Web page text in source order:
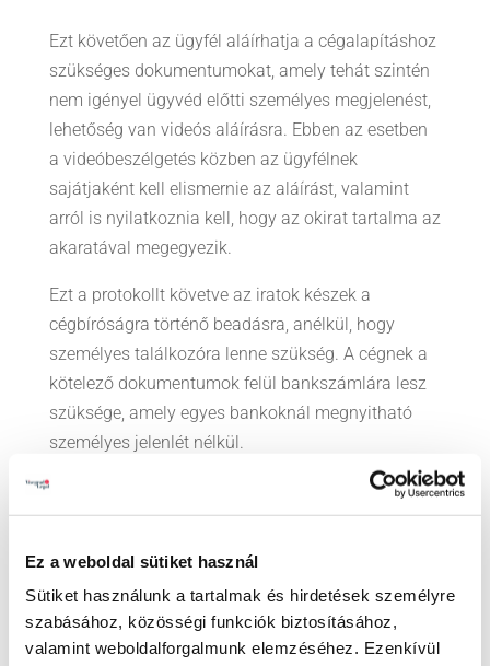
Ez a weboldal sütiket használ
Sütiket használunk a tartalmak és hirdetések személyre
szabásához, közösségi funkciók biztosításához,
valamint weboldalforgalmunk elemzéséhez. Ezenkívül
Ezt követően az ügyfél aláírhatja a cégalapításhoz
szükséges dokumentumokat, amely tehát szintén
nem igényel ügyvéd előtti személyes megjelenést,
lehetőség van videós aláírásra. Ebben az esetben
a videóbeszélgetés közben az ügyfélnek
sajátjaként kell elismernie az aláírást, valamint
arról is nyilatkoznia kell, hogy az okirat tartalma az
akaratával megegyezik.
Ezt a protokollt követve az iratok készek a
cégbíróságra történő beadásra, anélkül, hogy
személyes találkozóra lenne szükség. A cégnek a
kötelező dokumentumok felül bankszámlára lesz
szüksége, amely egyes bankoknál megnyitható
személyes jelenlét nélkül.
LEGUTÓBBI BEJEGYZÉSEK
„Trónok harca” a családi vállalatokban – Irodánk